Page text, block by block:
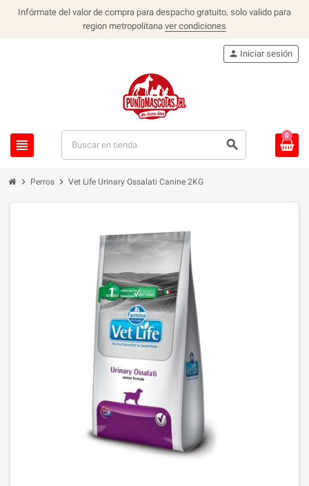
Infórmate del valor de compra para despacho gratuito, solo valido para
region metropolitana ver condiciones
view_headline search
person Iniciar sesión
0
chevron_right Perros chevron_right Vet Life Urinary Ossalati Canine 2KG